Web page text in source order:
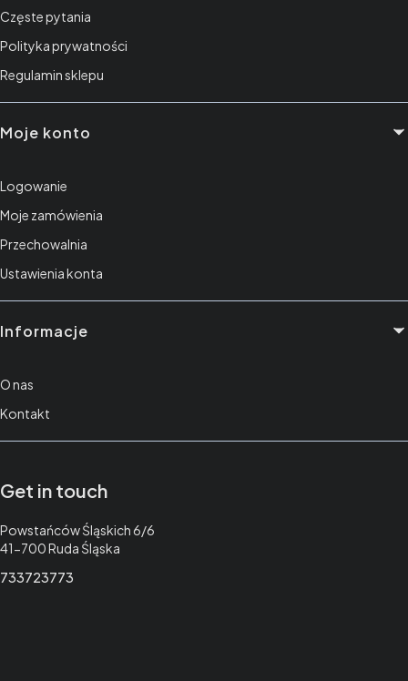
Częste pytania
Polityka prywatności
Regulamin sklepu
Moje konto
Logowanie
Moje zamówienia
Przechowalnia
Ustawienia konta
Informacje
O nas
Kontakt
Get in touch
Adres:
Powstańców Śląskich 6/6
41-700 Ruda Śląska
733723773